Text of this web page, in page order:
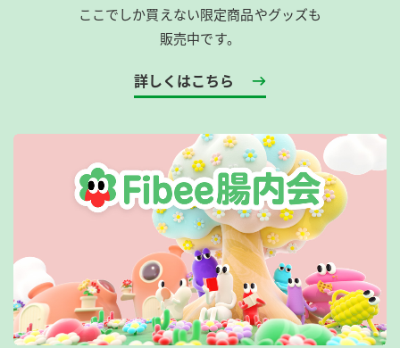
ここでしか買えない限定商品やグッズも
販売中です。
詳しくはこちら